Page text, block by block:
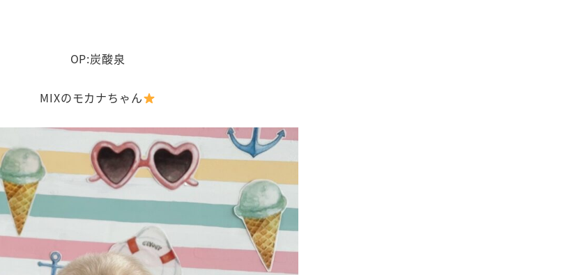
OP:炭酸泉
MIXのモカナちゃん